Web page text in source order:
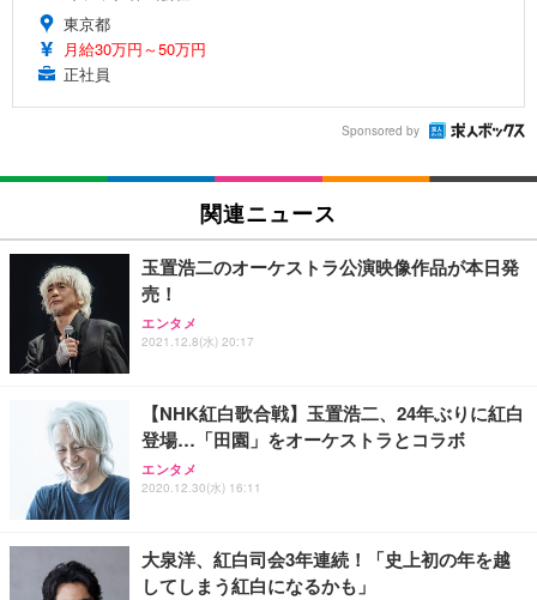
東京都
月給30万円～50万円
正社員
Sponsored by
関連ニュース
玉置浩二のオーケストラ公演映像作品が本日発
売！
エンタメ
2021.12.8(水) 20:17
【NHK紅白歌合戦】玉置浩二、24年ぶりに紅白
登場…「田園」をオーケストラとコラボ
エンタメ
2020.12.30(水) 16:11
大泉洋、紅白司会3年連続！「史上初の年を越
してしまう紅白になるかも」